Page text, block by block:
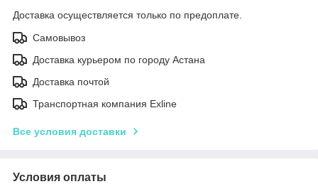
Доставка осуществляется только по предоплате.
Самовывоз
Доставка курьером по городу Астана
Доставка почтой
Транспортная компания Exline
Все условия доставки
Условия оплаты